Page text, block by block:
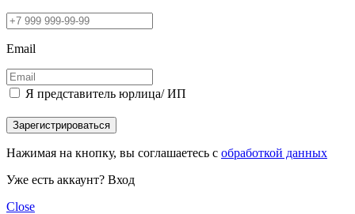
Email
Я представитель юрлица/ ИП
Зарегистрироваться
Нажимая на кнопку, вы соглашаетесь с обработкой данных
Уже есть аккаунт? Вход
Close